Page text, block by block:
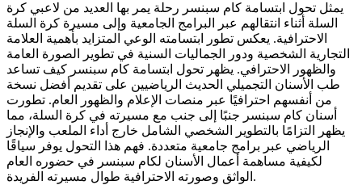
يمثل تحول ابتسامة كام سبنسر رحلة يمر بها العديد من لاعبي كرة
السلة أثناء انتقالهم عبر البرامج الجامعية وإلى مسيرة كرة السلة
الاحترافية. يعكس تطور ابتسامته الوعي المتزايد بأهمية العلامة
التجارية الشخصية ودور الجماليات السنية في تطوير الصورة العامة
والظهور الاحترافي. يظهر تحول ابتسامة كام سبنسر كيف تساعد
طب الأسنان التجميلي الحديث الرياضيين على تقديم أفضل نسخة
من أنفسهم احترافيًا عبر منصات الإعلام والظهور العام. تطورت
أسنان كام سبنسر جنبًا إلى جنب مع مسيرته في كرة السلة، مما
يظهر التزامًا بالتطوير الشخصي الشامل خارج أداء الملعب والإنجاز
الرياضي عبر برامج جامعية متعددة. فهم هذا التحول يوفر سياقًا
لكيفية مساهمة أعمال الأسنان لكام سبنسر في حضوره العام
الواثق وصورته الاحترافية طوال مسيرته الفريدة.